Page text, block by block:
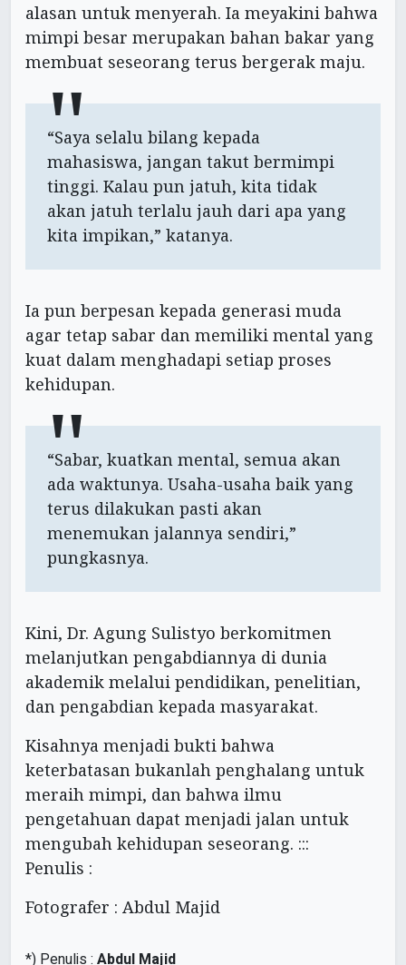
alasan untuk menyerah. Ia meyakini bahwa
mimpi besar merupakan bahan bakar yang
membuat seseorang terus bergerak maju.
“Saya selalu bilang kepada
mahasiswa, jangan takut bermimpi
tinggi. Kalau pun jatuh, kita tidak
akan jatuh terlalu jauh dari apa yang
kita impikan,” katanya.
Ia pun berpesan kepada generasi muda
agar tetap sabar dan memiliki mental yang
kuat dalam menghadapi setiap proses
kehidupan.
“Sabar, kuatkan mental, semua akan
ada waktunya. Usaha-usaha baik yang
terus dilakukan pasti akan
menemukan jalannya sendiri,”
pungkasnya.
Kini, Dr. Agung Sulistyo berkomitmen
melanjutkan pengabdiannya di dunia
akademik melalui pendidikan, penelitian,
dan pengabdian kepada masyarakat.
Kisahnya menjadi bukti bahwa
keterbatasan bukanlah penghalang untuk
meraih mimpi, dan bahwa ilmu
pengetahuan dapat menjadi jalan untuk
mengubah kehidupan seseorang. :::
Penulis :
Fotografer : Abdul Majid
*) Penulis : Abdul Majid